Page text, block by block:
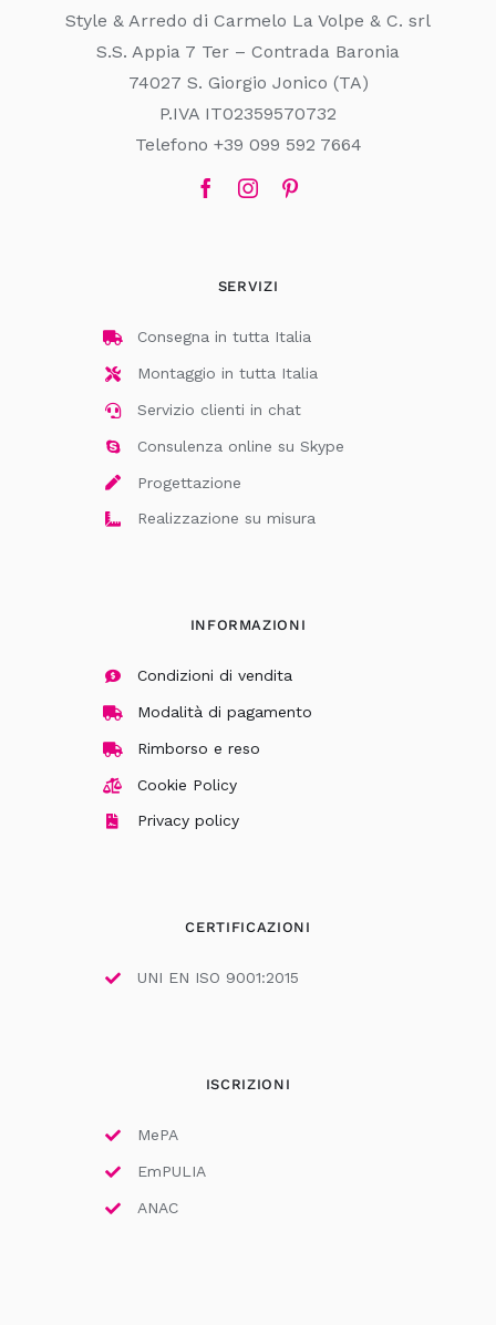
Style & Arredo di Carmelo La Volpe & C. srl
S.S. Appia 7 Ter – Contrada Baronia
74027 S. Giorgio Jonico (TA)
P.IVA IT02359570732
Telefono +39 099 592 7664
SERVIZI
Consegna in tutta Italia
Montaggio in tutta Italia
Servizio clienti in chat
Consulenza online su Skype
Progettazione
Realizzazione su misura
INFORMAZIONI
Condizioni di vendita
Modalità di pagamento
Rimborso e reso
Cookie Policy
Privacy policy
CERTIFICAZIONI
UNI EN ISO 9001:2015
ISCRIZIONI
MePA
EmPULIA
ANAC